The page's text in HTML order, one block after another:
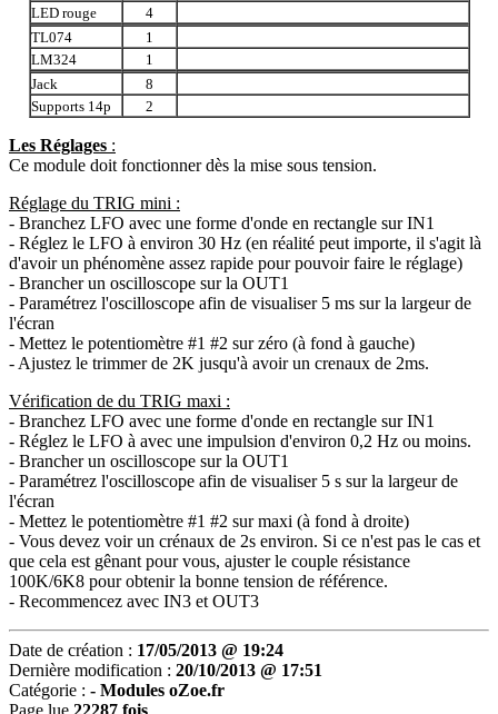
LED rouge
4
TL074
1
LM324
1
Jack
8
Supports 14p
2
Les Réglages :
Ce module doit fonctionner dès la mise sous tension.
Réglage du TRIG mini :
- Branchez LFO avec une forme d'onde en rectangle sur IN1
- Réglez le LFO à environ 30 Hz (en réalité peut importe, il s'agit là
d'avoir un phénomène assez rapide pour pouvoir faire le réglage)
- Brancher un oscilloscope sur la OUT1
- Paramétrez l'oscilloscope afin de visualiser 5 ms sur la largeur de
l'écran
- Mettez le potentiomètre #1 #2 sur zéro (à fond à gauche)
- Ajustez le trimmer de 2K jusqu'à avoir un crenaux de 2ms.
Vérification de du TRIG maxi :
- Branchez LFO avec une forme d'onde en rectangle sur IN1
- Réglez le LFO à avec une impulsion d'environ 0,2 Hz ou moins.
- Brancher un oscilloscope sur la OUT1
- Paramétrez l'oscilloscope afin de visualiser 5 s sur la largeur de
l'écran
- Mettez le potentiomètre #1 #2 sur maxi (à fond à droite)
- Vous devez voir un crénaux de 2s environ. Si ce n'est pas le cas et
que cela est gênant pour vous, ajuster le couple résistance
100K/6K8 pour obtenir la bonne tension de référence.
- Recommencez avec IN3 et OUT3
Date de création : 17/05/2013 @ 19:24
Dernière modification : 20/10/2013 @ 17:51
Catégorie : - Modules oZoe.fr
Page lue 22287 fois